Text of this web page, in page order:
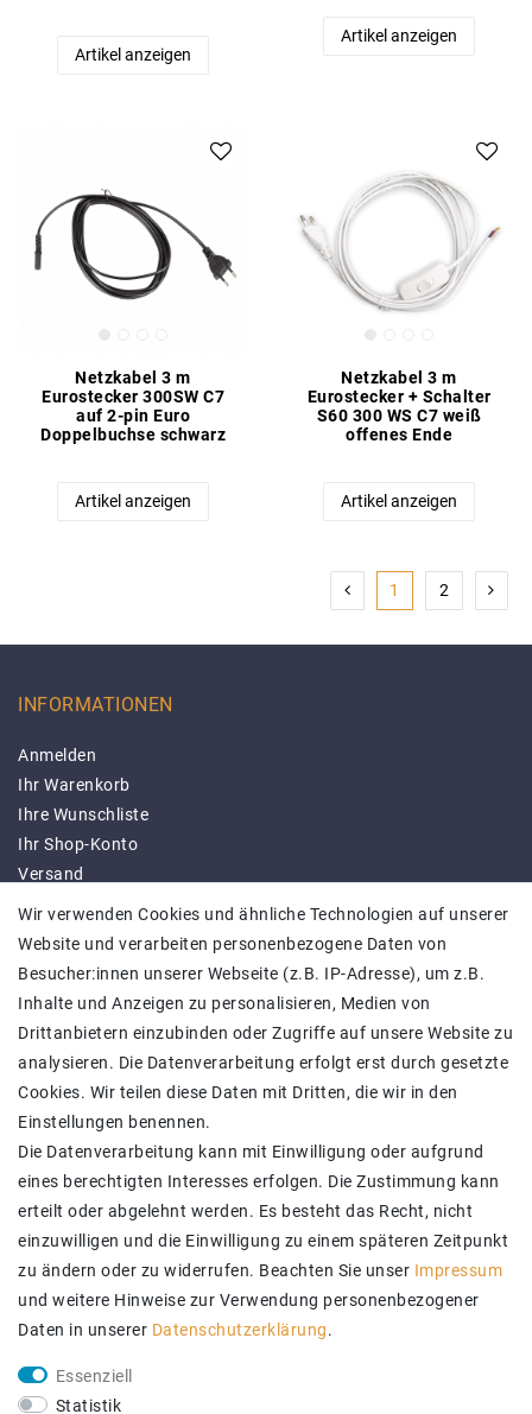
Artikel anzeigen
Artikel anzeigen
Netzkabel 3 m
Eurostecker 300SW C7
auf 2-pin Euro
Doppelbuchse schwarz
Artikel anzeigen
Netzkabel 3 m
Eurostecker + Schalter
S60 300 WS C7 weiß
offenes Ende
Artikel anzeigen
1 2
INFORMATIONEN
Anmelden
Ihr Warenkorb
Ihre Wunschliste
Ihr Shop-Konto
Versand
Impressum
Daten­schutz­erklärung
AGB
Barrierefreiheitserklärung
Kontakt
SICHER BEZAHLEN
Wir verwenden Cookies und ähnliche Technologien auf unserer
Website und verarbeiten personenbezogene Daten von
Besucher:innen unserer Webseite (z.B. IP-Adresse), um z.B.
Inhalte und Anzeigen zu personalisieren, Medien von
Drittanbietern einzubinden oder Zugriffe auf unsere Website zu
analysieren. Die Datenverarbeitung erfolgt erst durch gesetzte
Cookies. Wir teilen diese Daten mit Dritten, die wir in den
Einstellungen benennen.
Die Datenverarbeitung kann mit Einwilligung oder aufgrund
eines berechtigten Interesses erfolgen. Die Zustimmung kann
erteilt oder abgelehnt werden. Es besteht das Recht, nicht
einzuwilligen und die Einwilligung zu einem späteren Zeitpunkt
zu ändern oder zu widerrufen. Beachten Sie unser Impressum
und weitere Hinweise zur Verwendung personenbezogener
Daten in unserer Daten­schutz­erklärung.
Essenziell
Statistik